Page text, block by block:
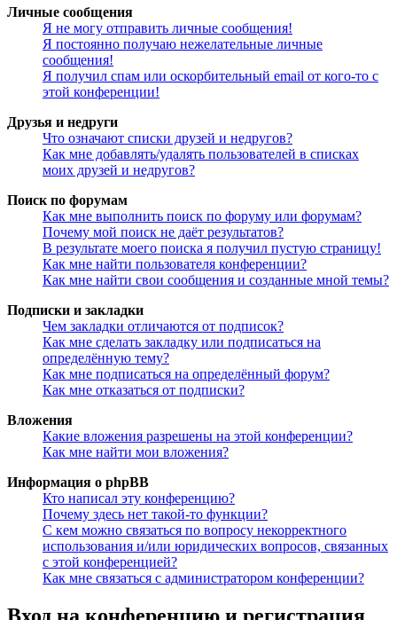
Личные сообщения
Я не могу отправить личные сообщения!
Я постоянно получаю нежелательные личные
сообщения!
Я получил спам или оскорбительный email от кого-то с
этой конференции!
Друзья и недруги
Что означают списки друзей и недругов?
Как мне добавлять/удалять пользователей в списках
моих друзей и недругов?
Поиск по форумам
Как мне выполнить поиск по форуму или форумам?
Почему мой поиск не даёт результатов?
В результате моего поиска я получил пустую страницу!
Как мне найти пользователя конференции?
Как мне найти свои сообщения и созданные мной темы?
Подписки и закладки
Чем закладки отличаются от подписок?
Как мне сделать закладку или подписаться на
определённую тему?
Как мне подписаться на определённый форум?
Как мне отказаться от подписки?
Вложения
Какие вложения разрешены на этой конференции?
Как мне найти мои вложения?
Информация о phpBB
Кто написал эту конференцию?
Почему здесь нет такой-то функции?
С кем можно связаться по вопросу некорректного
использования и/или юридических вопросов, связанных
с этой конференцией?
Как мне связаться с администратором конференции?